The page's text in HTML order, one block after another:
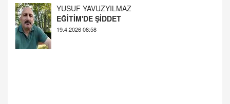
AHMED ÇITLAKOĞLU
OKUL SALDIRILARININ ORTAYA ÇIKARTTIĞI
GERÇEK!